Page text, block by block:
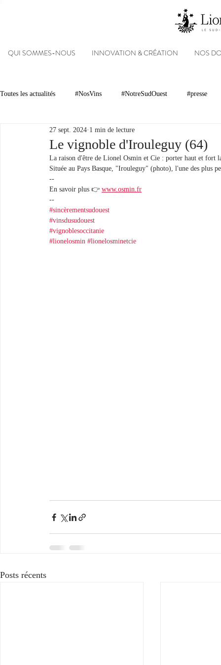
QUI SOMMES-NOUS INNOVATION & CRÉATION NOS
Toutes les actualités #NosVins #NotreSudOuest #presse
Chambre d’Amour Vins Armagnacs
Dégustations Evénements Réseaux sociaux
#NosDomaines
Le vignoble d'Irouleguy (64)
27 sept. 2024 1 min de lecture
La raison d'être de Lionel Osmin et Cie : porter haut et fort
Située au Pays Basque, "Irouleguy" (photo), l'une des plus
--
En savoir plus 👉 www.osmin.fr
--
#sincèrementsudouest
#vinsdusudouest
#vignoblesoccitanie
#lionelosmin #lionelosminetcie
Posts récents